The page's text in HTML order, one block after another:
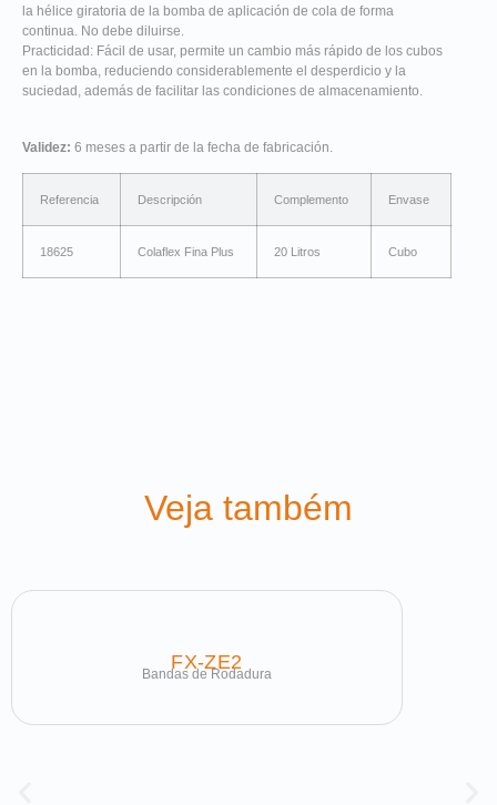
la hélice giratoria de la bomba de aplicación de cola de forma
continua. No debe diluirse.
Practicidad: Fácil de usar, permite un cambio más rápido de los cubos
en la bomba, reduciendo considerablemente el desperdicio y la
suciedad, además de facilitar las condiciones de almacenamiento.
Validez: 6 meses a partir de la fecha de fabricación.
Referencia Descripción Complemento Envase
18625 Colaflex Fina Plus 20 Litros Cubo
Veja também
FX-ZE2
Bandas de Rodadura